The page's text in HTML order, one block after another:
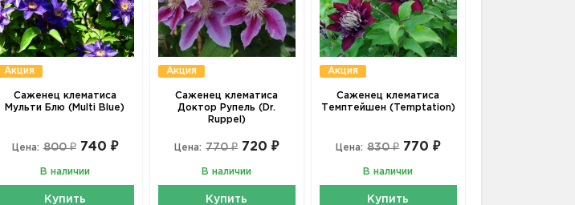
Акция
Саженец клематиса
Мульти Блю (Multi Blue)
Цена: 800 ₽ 740 ₽
В наличии
Купить
Акция
Саженец клематиса
Доктор Рупель (Dr.
Ruppel)
Цена: 770 ₽ 720 ₽
В наличии
Купить
Акция
Саженец клематиса
Темптейшен (Temptation)
Цена: 830 ₽ 770 ₽
В наличии
Купить